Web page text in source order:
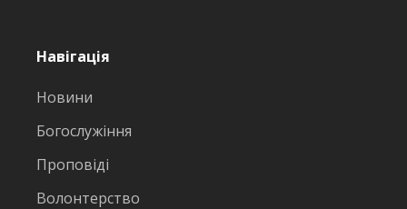
Навігація
Новини
Богослужіння
Проповіді
Волонтерство